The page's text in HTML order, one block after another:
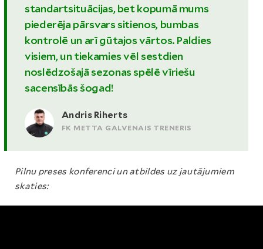
standartsituācijas, bet kopumā mums
piederēja pārsvars sitienos, bumbas
kontrolē un arī gūtajos vārtos. Paldies
visiem, un tiekamies vēl sestdien
noslēdzošajā sezonas spēlē vīriešu
sacensībās šogad!
Andris Riherts
FK METTA GALVENAIS TRENERIS
Pilnu preses konferenci un atbildes uz jautājumiem
skaties: